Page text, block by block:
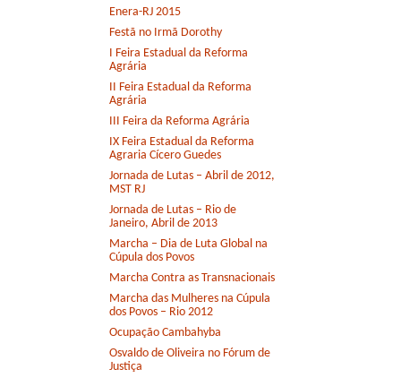
Enera-RJ 2015
Festã no Irmã Dorothy
I Feira Estadual da Reforma
Agrária
II Feira Estadual da Reforma
Agrária
III Feira da Reforma Agrária
IX Feira Estadual da Reforma
Agraria Cícero Guedes
Jornada de Lutas – Abril de 2012,
MST RJ
Jornada de Lutas – Rio de
Janeiro, Abril de 2013
Marcha – Dia de Luta Global na
Cúpula dos Povos
Marcha Contra as Transnacionais
Marcha das Mulheres na Cúpula
dos Povos – Rio 2012
Ocupação Cambahyba
Osvaldo de Oliveira no Fórum de
Justiça